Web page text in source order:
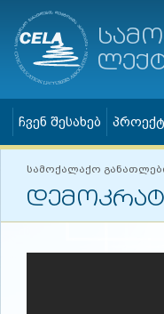
ჩვენ შესახებ
სამოქალაქო